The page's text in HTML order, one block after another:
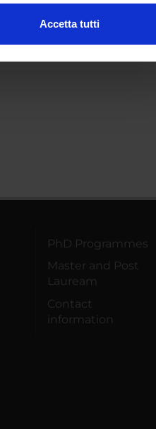
Accetta tutti
PhD Programmes
Master and Post
Lauream
Contact
information